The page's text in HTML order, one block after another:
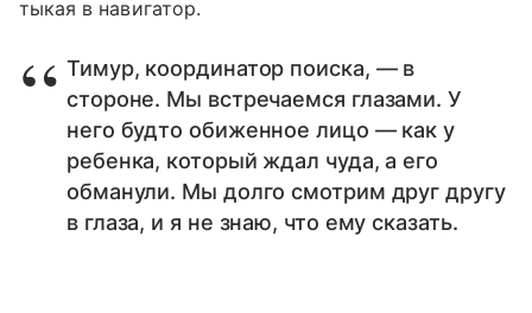
тыкая в навигатор.
Тимур, координатор поиска, — в
стороне. Мы встречаемся глазами. У
него будто обиженное лицо — как у
ребенка, который ждал чуда, а его
обманули. Мы долго смотрим друг другу
в глаза, и я не знаю, что ему сказать.